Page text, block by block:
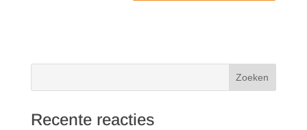
Recente reacties